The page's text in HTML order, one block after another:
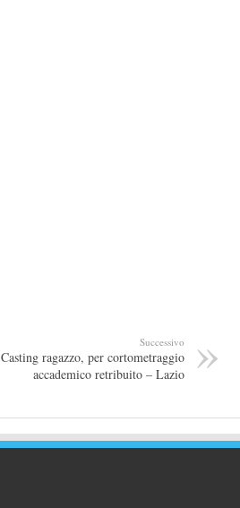
Successivo
Casting ragazzo, per cortometraggio
accademico retribuito – Lazio